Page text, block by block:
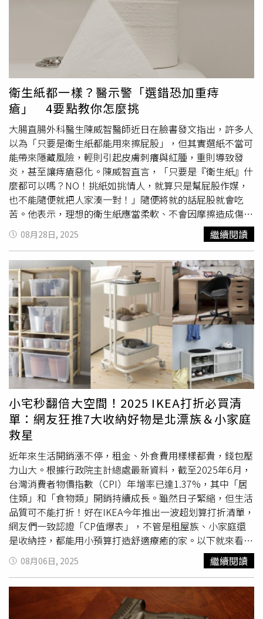
奇演員」的舒淇與李心潔忍不住笑出聲。
持建築物正常安全使用，而公眾建築若要裝設鐵窗或室內裝
修需要申報，6樓以上住宅也是管制範疇，但這次發生的中
壢民宅起火點位處3樓不在管制範圍內，以往火警裝設鐵窗
致死也多是5樓以下住宅，呼籲民眾非必要盡量不要裝設鐵
衛生紙都一樣？醫示警「選錯恐加重痔
瘡」 4要點教你怎麼挑
大腸直腸外科醫生陳威智醫師近日在臉書發文指出，許多人
以為「只要是衛生紙都能用來擦屁股」，但其實選紙不當可
能帶來隱藏風險，輕則引起皮膚刺癢與紅腫，重則導致發
炎，甚至讓痔瘡惡化。陳威智直言，「只要是『衛生紙』什
麼都可以嗎？NO！挑紙如挑情人，就算只是幫屁股作媒，
也不能隨便就把人家湊一對！」隨便將就的話屁股就會吃
苦。他表示，理想的衛生紙應當柔軟、不會因摩擦造成傷
害，同時天然單純、不含香精或螢光劑，並且具有足夠厚實
與良好吸水力，才能真正呵護脆弱的部位。至於已經出現痔
瘡症狀的患者，陳威智則建議改用濕紙巾或直接以清水沖
洗，減少二度刺激。他強調，「千萬別讓隨便的衛生紙，毀
了你精心呵護的肛門，因為它值得更好的對待。」提醒痔瘡
雖是常見疾病，但生活中小細節若能注意，便能有效減少不
適與惡化風險，維持良好生活品質。事實上，衛福部曾指
出，痔瘡的症狀是肛門 軟墊 組織老化鬆弛造成，組織內雖然
有一些腫脹變形的血管，但仍然是個良性的疾病，也因此處
理的關鍵在於症狀是否會影響生活、造成困擾。在例行大腸
鏡，肛門檢查時，常可發現許多無症狀的痔瘡，此時只須更
注重飲食、排便的習慣和保養即可。輕微痔瘡造成的腫脹不
適，通常會先以口服藥物、藥膏、塞劑治療，配合溫水坐
浴，並且增加飲食中的膳食纖維，足量飲水，以及規律運動
幫助改善；而對於常出血的內痔，可以在門診接受內痔的橡
皮圈結紮，利用特殊的器材將橡皮圈套在痔瘡根部使其自然
壞死脫落，可以有效改善痔瘡出血的問題。但此種治療只可
用在內痔的情況，而且一次大多只能結紮一到二顆痔瘡。
08月28日, 2025 繼續閱讀
小宅秒翻倍大空間！2025 IKEA打折必買清
單：網友狂推7大收納好物是北漂族＆小家庭
救星
近年來生活開銷漲不停，租金、外食費用樣樣都貴，錢包壓
力山大。根據行政院主計總處最新資料，截至2025年6月，
台灣消費者物價指數（CPI）年增率已達1.37%，其中「居
住類」和「食物類」開銷持續成長。雖然日子緊縮，但生活
品質可不能打折！好在IKEA今年推出一波超划算打折清單，
網友們一致認證「CP值爆表」，不管是租屋族、小家庭還
是收納控，都能用小預算打造舒適療癒的家。以下就來看看
網友狂推的 IKEA打折必買收納好物TOP7，錯過真的會後
悔！IKEA打折必買收納好物：RÅSKOG推車 白色「沒有它
真的不行！」網友狂推的收納神器。三層設計容量超大，卻
又小巧不佔空間，加上輪子設計能輕鬆移動，放廚房裝調味
料、放書房裝文具，甚至小孩的玩具都能搞定。有美術老師
08月06日, 2025 繼續閱讀